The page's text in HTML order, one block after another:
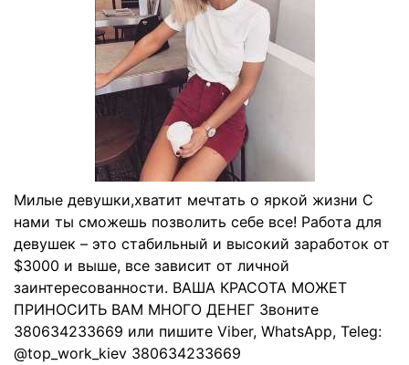
Милые девушки,хватит мечтать о яркой жизни С
нами ты сможешь позволить себе все! Работа для
девушек – это стабильный и высокий заработок от
$3000 и выше, все зависит от личной
заинтересованности. ВАША КРАСОТА МОЖЕТ
ПРИНОСИТЬ ВАМ МНОГО ДЕНЕГ Звоните
380634233669 или пишите Viber, WhatsApp, Teleg:
@top_work_kiev 380634233669